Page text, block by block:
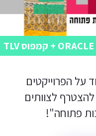
על הפרוייקטים
לצוותים
פתוחה"!